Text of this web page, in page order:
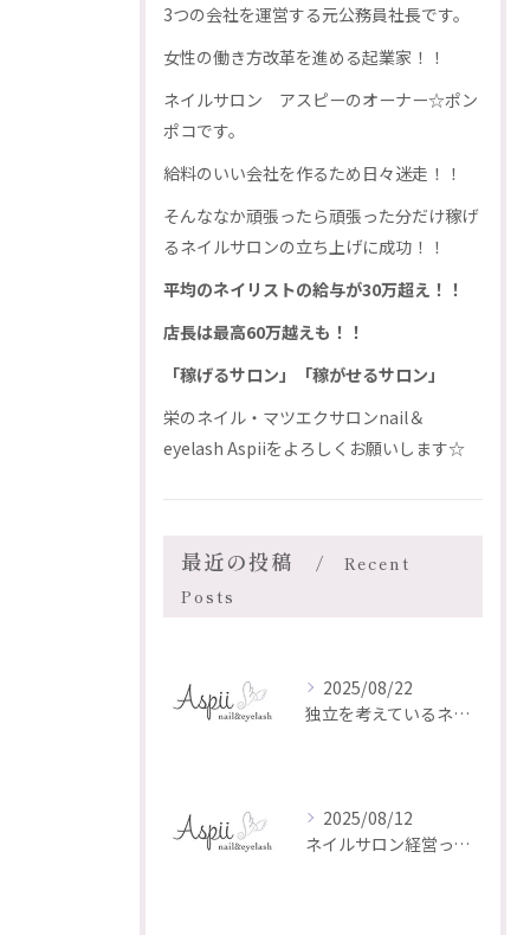
3つの会社を運営する元公務員社長です。
女性の働き方改革を進める起業家！！
ネイルサロン アスピーのオーナー☆ポン
ポコです。
給料のいい会社を作るため日々迷走！！
そんななか頑張ったら頑張った分だけ稼げ
るネイルサロンの立ち上げに成功！！
平均のネイリストの給与が30万超え！！
店長は最高60万越えも！！
「稼げるサロン」「稼がせるサロン」
栄のネイル・マツエクサロンnail＆
eyelash Aspiiをよろしくお願いします☆
最近の投稿
Recent
Posts
2025/08/22
独立を考えているネイリスト・アイリストのあなたへ
2025/08/12
ネイルサロン経営って、実はとても大変なんです。